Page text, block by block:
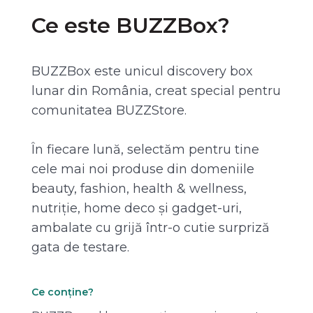
Ce este BUZZBox?
BUZZBox este unicul discovery box
lunar din România, creat special pentru
comunitatea BUZZStore.
În fiecare lună, selectăm pentru tine
cele mai noi produse din domeniile
beauty, fashion, health & wellness,
nutriție, home deco și gadget-uri,
ambalate cu grijă într-o cutie surpriză
gata de testare.
Ce conține?